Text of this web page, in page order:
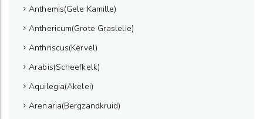
Anthemis(Gele Kamille)
Anthericum(Grote Graslelie)
Anthriscus(Kervel)
Arabis(Scheefkelk)
Aquilegia(Akelei)
Arenaria(Bergzandkruid)